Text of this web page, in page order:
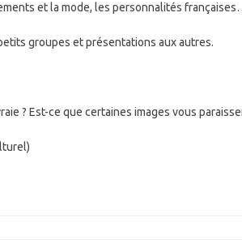
et la mode, les personnalités
groupes et présentations aux autres.
? Est-ce que certaines images vous